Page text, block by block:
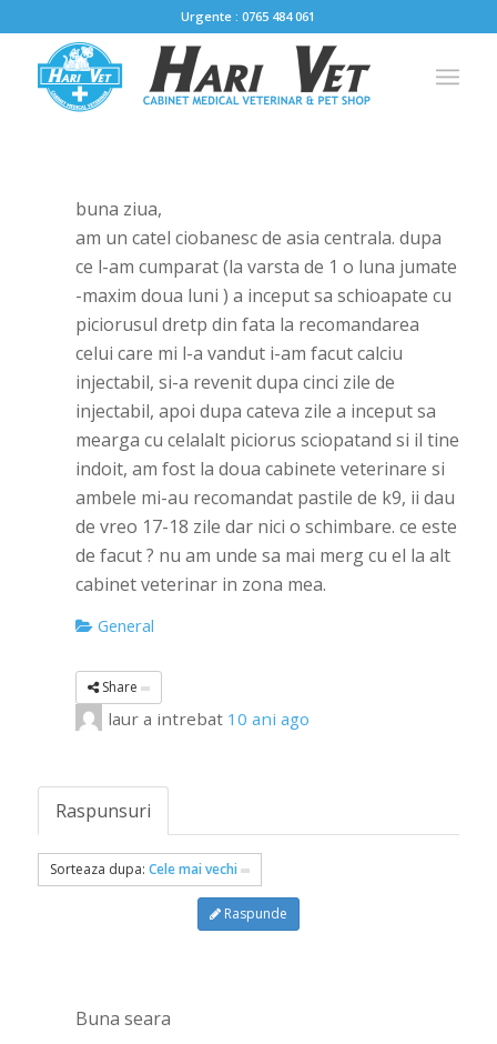
Urgente : 0765 484 061
buna ziua,
am un catel ciobanesc de asia centrala. dupa
ce l-am cumparat (la varsta de 1 o luna jumate
-maxim doua luni ) a inceput sa schioapate cu
piciorusul dretp din fata la recomandarea
celui care mi l-a vandut i-am facut calciu
injectabil, si-a revenit dupa cinci zile de
injectabil, apoi dupa cateva zile a inceput sa
mearga cu celalalt piciorus sciopatand si il tine
indoit, am fost la doua cabinete veterinare si
ambele mi-au recomandat pastile de k9, ii dau
de vreo 17-18 zile dar nici o schimbare. ce este
de facut ? nu am unde sa mai merg cu el la alt
cabinet veterinar in zona mea.
General
Share
laura intrebat 10 ani ago
Raspunsuri
Sorteaza dupa: Cele mai vechi
Raspunde
Buna seara